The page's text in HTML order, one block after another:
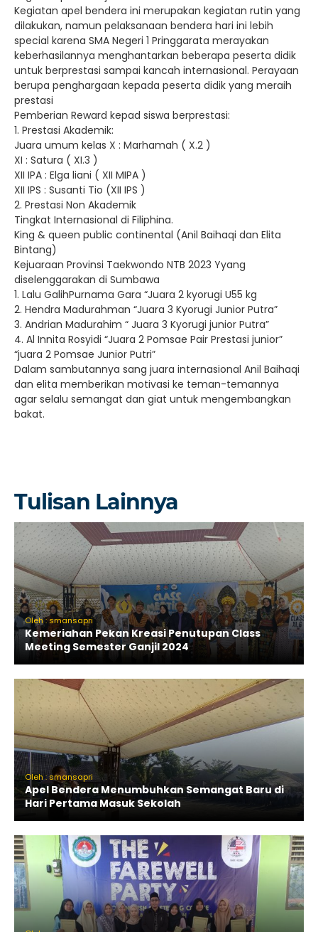
Kegiatan apel bendera ini merupakan kegiatan rutin yang
dilakukan, namun pelaksanaan bendera hari ini lebih
special karena SMA Negeri 1 Pringgarata merayakan
keberhasilannya menghantarkan beberapa peserta didik
untuk berprestasi sampai kancah internasional. Perayaan
berupa penghargaan kepada peserta didik yang meraih
prestasi
Pemberian Reward kepad siswa berprestasi:
1. Prestasi Akademik:
Juara umum kelas X : Marhamah ( X.2 )
XI : Satura ( XI.3 )
XII IPA : Elga liani ( XII MIPA )
XII IPS : Susanti Tio (XII IPS )
2. Prestasi Non Akademik
Tingkat Internasional di Filiphina.
King & queen public continental (Anil Baihaqi dan Elita
Bintang)
Kejuaraan Provinsi Taekwondo NTB 2023 Yyang
diselenggarakan di Sumbawa
1. Lalu GalihPurnama Gara “Juara 2 kyorugi U55 kg
2. Hendra Madurahman “Juara 3 Kyorugi Junior Putra”
3. Andrian Madurahim “ Juara 3 Kyorugi junior Putra”
4. Al Innita Rosyidi “Juara 2 Pomsae Pair Prestasi junior”
“juara 2 Pomsae Junior Putri”
Dalam sambutannya sang juara internasional Anil Baihaqi
dan elita memberikan motivasi ke teman-temannya
agar selalu semangat dan giat untuk mengembangkan
bakat.
Tulisan Lainnya
Oleh : smansapri
Kemeriahan Pekan Kreasi Penutupan Class
Meeting Semester Ganjil 2024
Oleh : smansapri
Apel Bendera Menumbuhkan Semangat Baru di
Hari Pertama Masuk Sekolah